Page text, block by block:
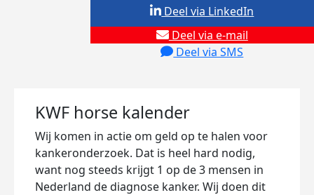
Deel via e-mail
Deel via SMS
Deel via LinkedIn
KWF horse kalender
Wij komen in actie om geld op te halen voor
kankeronderzoek. Dat is heel hard nodig,
want nog steeds krijgt 1 op de 3 mensen in
Nederland de diagnose kanker. Wij doen dit